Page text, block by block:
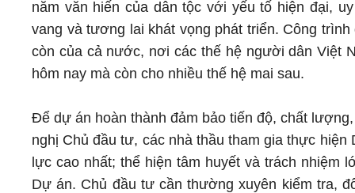
năm văn hiến của dân tộc với yếu tố hiện đại,
vang và tương lai khát vọng phát triển. Công
còn của cả nước, nơi các thế hệ người dân Việt
hôm nay mà còn cho nhiều thế hệ mai sau.
Để dự án hoàn thành đảm bảo tiến độ, chất
nghị Chủ đầu tư, các nhà thầu tham gia thực
lực cao nhất; thể hiện tâm huyết và trách nhiệm
Dự án. Chủ đầu tư cần thường xuyên kiểm tra,